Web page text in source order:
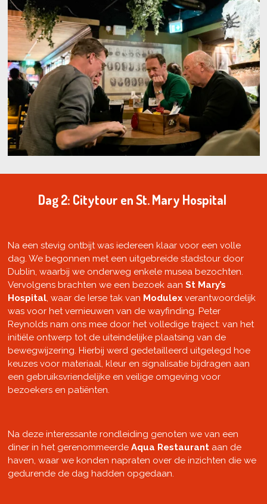
Dag 2: Citytour en St. Mary Hospital
Na een stevig ontbijt was iedereen klaar voor een volle
dag. We begonnen met een uitgebreide stadstour door
Dublin, waarbij we onderweg enkele musea bezochten.
Vervolgens brachten we een bezoek aan St Mary’s
Hospital, waar de Ierse tak van Modulexverantwoordelijk
was voor het vernieuwen van de wayfinding. Peter
Reynolds nam ons mee door het volledige traject: van het
initiële ontwerp tot de uiteindelijke plaatsing van de
bewegwijzering. Hierbij werd gedetailleerd uitgelegd hoe
keuzes voor materiaal, kleur en signalisatie bijdragen aan
een gebruiksvriendelijke en veilige omgeving voor
bezoekers en patiënten.
Na deze interessante rondleiding genoten we van een
diner in het gerenommeerde Aqua Restaurantaan de
haven, waar we konden napraten over de inzichten die we
gedurende de dag hadden opgedaan.